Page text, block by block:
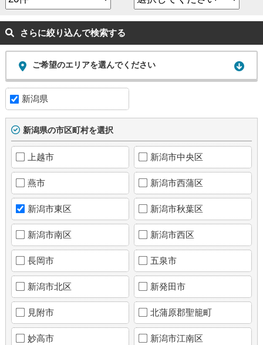
さらに絞り込んで検索する
ご希望のエリアを選んでください
新潟県
新潟県の市区町村を選択
上越市 新潟市中央区
燕市 新潟市西蒲区
新潟市東区 新潟市秋葉区
新潟市南区 新潟市西区
長岡市 五泉市
新潟市北区 新発田市
見附市 北蒲原郡聖籠町
妙高市 新潟市江南区